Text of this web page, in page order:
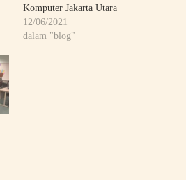
Komputer Jakarta Utara
12/06/2021
dalam "blog"